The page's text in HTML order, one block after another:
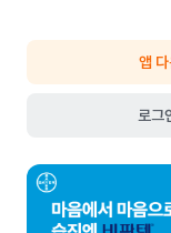
앱
로그